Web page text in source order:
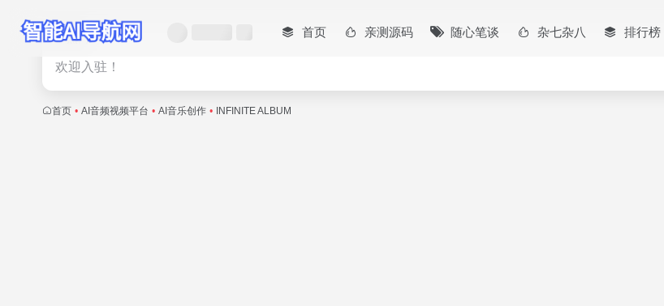
首页 亲测源码 随心笔谈 杂七杂八 排行榜
热门
欢迎入驻！
首页 • AI音频视频平台 • AI音乐创作 • INFINITE ALBUM